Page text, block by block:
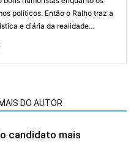
políticos. Então o Ralho traz a
e diária da realidade…
MAIS DO AUTOR
candidato mais